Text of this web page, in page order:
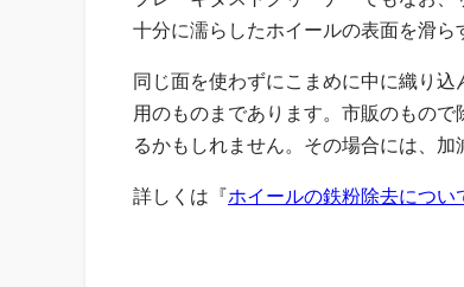
十分に濡らしたホイールの表面を滑ら
同じ面を使わずにこまめに中に織り
用のものまであります。市販のもの
るかもしれません。その場合には、
詳しくは『ホイールの鉄粉除去につ